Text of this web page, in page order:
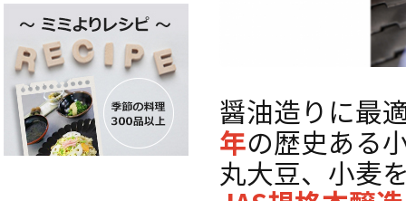
醤油造りに最
年の歴史ある
丸大豆、小麦